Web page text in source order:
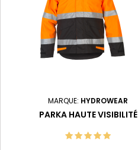
MARQUE: HYDROWEAR
PARKA HAUTE VISIBILITÉ